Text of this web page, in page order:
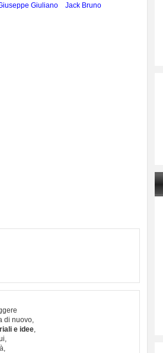
Giuliano
Jack Bruno
di nuovo,
e idee,